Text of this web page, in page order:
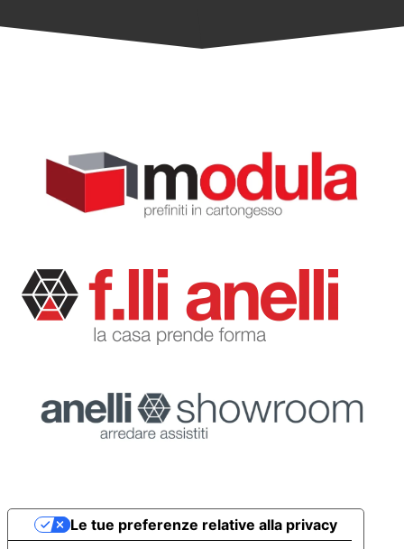
Le tue preferenze relative alla privacy